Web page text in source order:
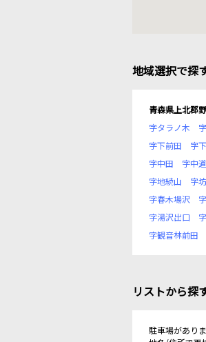
地域選択で探
青森県上北郡
字タラノ木
字下前田
字
字中田
字中道
字地続山
字
字春木場沢
字湯沢出口
字観音林前田
リストから探
駐車場がありま